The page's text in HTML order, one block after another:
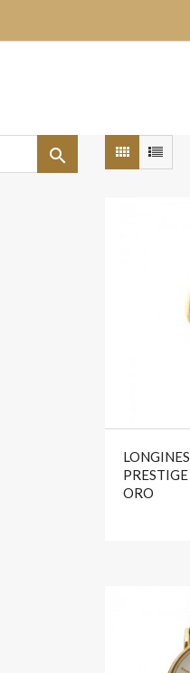


LONGINES
PRESTIGE
ORO
-30%